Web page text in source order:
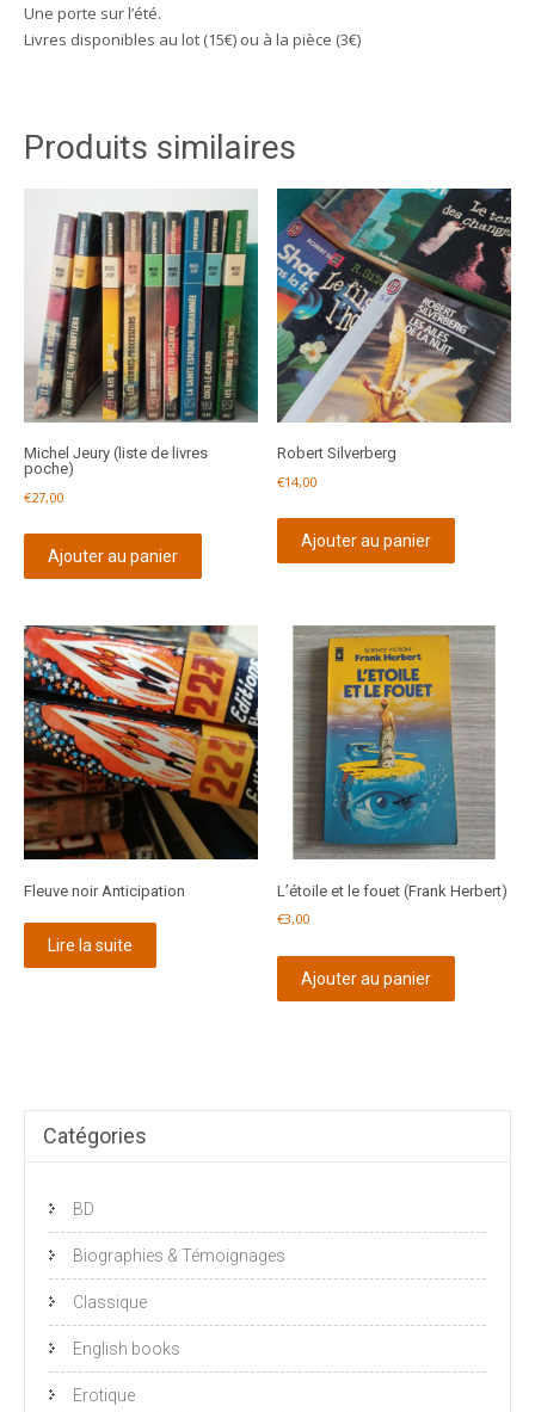
Une porte sur l’été.
Livres disponibles au lot (15€) ou à la pièce (3€)
Produits similaires
Michel Jeury (liste de livres
poche)
€27,00
Ajouter au panier
Robert Silverberg
€14,00
Ajouter au panier
Fleuve noir Anticipation
Lire la suite
L’étoile et le fouet (Frank Herbert)
€3,00
Ajouter au panier
Catégories
BD
Biographies & Témoignages
Classique
English books
Erotique